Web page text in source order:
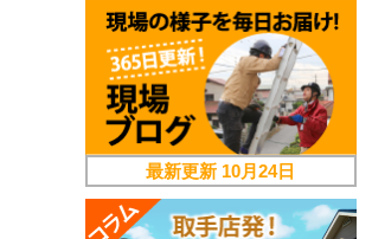
最新更新 10月24日